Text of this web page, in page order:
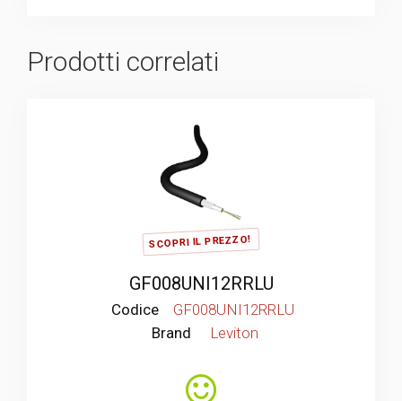
Prodotti correlati
SCOPRI IL PREZZO!
GF008UNI12RRLU
Codice
GF008UNI12RRLU
Brand
Leviton